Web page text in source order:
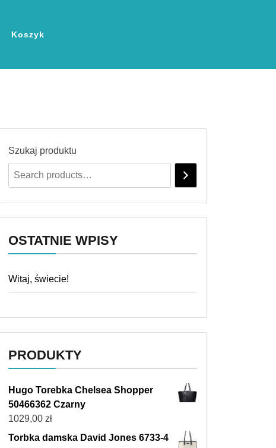
Koszyk
Szukaj produktu
OSTATNIE WPISY
Witaj, świecie!
PRODUKTY
Hugo Torebka Chelsea Shopper
50466362 Czarny
1029,00 zł
Torbka damska David Jones 6733-4